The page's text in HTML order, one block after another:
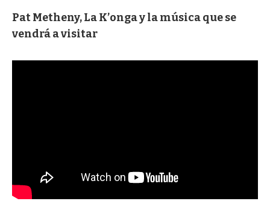
Pat Metheny, La K’onga y la música que se
vendrá a visitar